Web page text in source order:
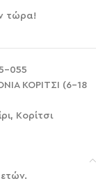
τώρα!
055
ΚΟΡΙΤΣΙ (6-18
, Κορίτσι